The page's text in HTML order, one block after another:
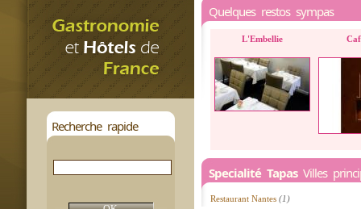
Recherche rapide
Quelques restos sympas
L'Embellie
Specialité TapasVilles
Restaurant Nantes (1)